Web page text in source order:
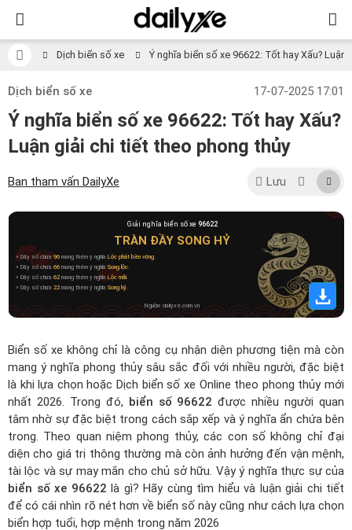
Dịch biển số xe Ý nghĩa biển số xe 96622: Tốt hay Xấu?
Dịch biển số xe 17-07-2025 17:01
Ý nghĩa biển số xe 96622: Tốt hay Xấu?
Luận giải chi tiết theo phong thủy
Ban tham vấn DailyXe Lưu
Giải nghĩa biển số xe 96622
TRÀN ĐẦY SONG HỶ
» Dãy số chứa96 mang thêm ý nghĩa Lộc phát bền vững.
» Dãy số chứa 66 mang thêm ý nghĩaSong lộc.
» Dãy số chứa 62 mang thêm ý nghĩaLộc mãi.
» Dãy số chứa 22 mang thêm ý nghĩa Song hỷ.
Nguồn: dailyxe.com.vn
Biển số xe không chỉ là công cụ nhận diện phương tiện mà còn
mang ý nghĩa phong thủy sâu sắc đối với nhiều người, đặc biệt
là khi lựa chọn hoặcDịch biển số xe Online theo phong thủy mới
nhất 2026. Trong đó, biển số 96622 được nhiều người quan
tâm nhờ sự đặc biệt trong cách sắp xếp và ý nghĩa ẩn chứa bên
trong. Theo quan niệm phong thủy, các con số không chỉ đại
diện cho giá trị thông thường mà còn ảnh hưởng đến vận mệnh,
tài lộc và sự may mắn cho chủ sở hữu. Vậy ý nghĩa thực sự của
biển số xe 96622 là gì? Hãy cùng tìm hiểu và luận giải chi tiết
để có cái nhìn rõ nét hơn về biển số này cũng như cách lựa chọn
biển hợp tuổi, hợp mệnh trong năm 2026